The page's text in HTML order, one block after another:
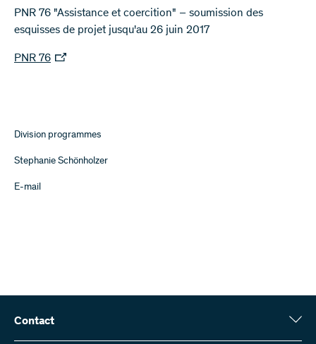
PNR 76 "Assistance et coercition" – soumission des
esquisses de projet jusqu'au 26 juin 2017
PNR 76
Division programmes
Stephanie Schönholzer
E-mail
Contact